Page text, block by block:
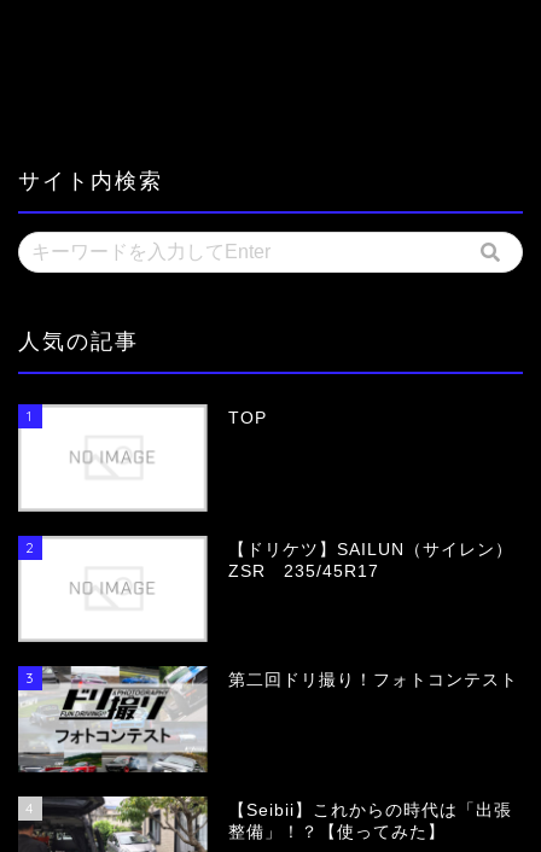
サイト内検索
人気の記事
1 TOP
2
【ドリケツ】SAILUN（サイレン）
ZSR 235/45R17
3 第二回ドリ撮り！フォトコンテスト
4
【Seibii】これからの時代は「出張
整備」！？【使ってみた】